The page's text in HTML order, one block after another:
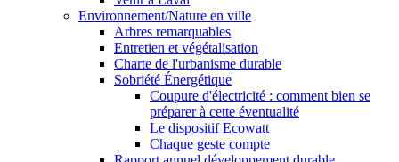
Environnement/Nature en ville
Arbres remarquables
Entretien et végétalisation
Charte de l'urbanisme durable
Sobriété Énergétique
Coupure d'électricité : comment bien se
préparer à cette éventualité
Le dispositif Ecowatt
Chaque geste compte